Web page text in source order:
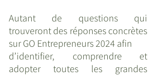
Autant de questions qui
trouveront des réponses concrètes
sur GO Entrepreneurs 2024 afin
d’identifier, comprendre et
adopter toutes les grandes